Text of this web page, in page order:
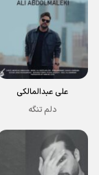
علی عبدالمالکی
دلم تنگه